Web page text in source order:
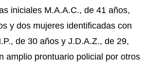
iniciales M.A.A.C., de 41 años,
y dos mujeres identificadas con
de 30 años y J.D.A.Z., de 29,
amplio prontuario policial por otros